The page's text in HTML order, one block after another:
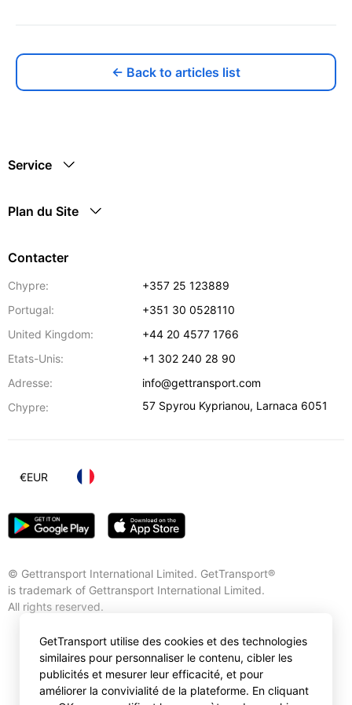
← Back to articles list
Service
Plan du Site
Contacter
Chypre:
+357 25 123889
Portugal:
+351 30 0528110
United Kingdom:
+44 20 4577 1766
Etats-Unis:
+1 302 240 28 90
Adresse:
info@gettransport.com
Chypre:
57 Spyrou Kyprianou, Larnaca 6051
© Gettransport International Limited. GetTransport®
is trademark of Gettransport International Limited.
All rights reserved.
€EUR
GetTransport utilise des cookies et des technologies
similaires pour personnaliser le contenu, cibler les
publicités et mesurer leur efficacité, et pour
améliorer la convivialité de la plateforme. En cliquant